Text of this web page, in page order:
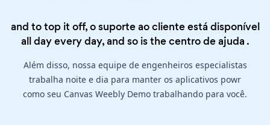
and to top it off, o suporte ao cliente está disponível
all day every day, and so is thecentro de ajuda .
Além disso, nossa equipe de engenheiros especialistas
trabalha noite e dia para manter os aplicativos powr
como seu Canvas Weebly Demo trabalhando para você.